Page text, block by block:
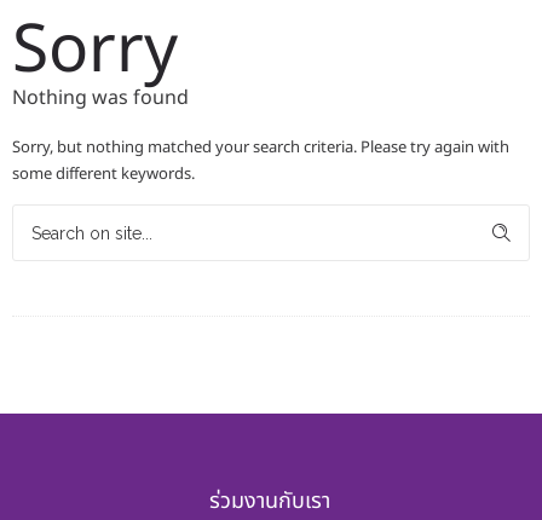
Sorry
Nothing was found
Sorry, but nothing matched your search criteria. Please try again with
some different keywords.
ร่วมงานกับเรา